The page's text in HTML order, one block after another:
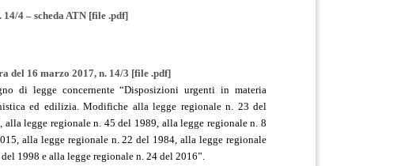
14/4 – scheda ATN [file .pdf]
del 16 marzo 2017, n. 14/3 [file .pdf]
di legge concernente “Disposizioni urgenti in materia
ed edilizia. Modifiche alla legge regionale n. 23 del
alla legge regionale n. 45 del 1989, alla legge regionale n. 8
alla legge regionale n. 22 del 1984, alla legge regionale
1998 e alla legge regionale n. 24 del 2016”.